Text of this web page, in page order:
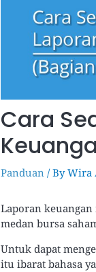
Cara
Panduan / ByWira
Laporan
medan bursa
Untuk dapat
itu ibarat bahasa